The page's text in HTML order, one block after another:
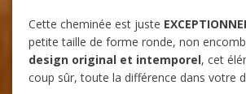
Cette cheminée est juste
petite taille de forme ronde, non
design original et intemporel, cet
coup sûr, toute la différence dans votre